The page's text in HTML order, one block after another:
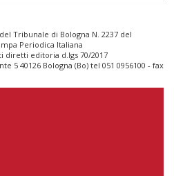
Tribunale di Bologna N. 2237 del
Periodica Italiana
diretti editoria d.lgs 70/2017
5 40126 Bologna (Bo) tel 051 0956100 - fax